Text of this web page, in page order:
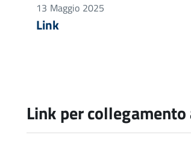
13 Maggio 2025
Link
Link per